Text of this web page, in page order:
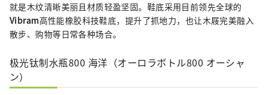
就是木纹清晰美丽且材质轻盈坚固。鞋底采用目前领先全球的
Vibram高性能橡胶科技鞋底，提升了抓地力，也让木屐完美融入
散步、购物等日常各种场合。
极光钛制水瓶800 海洋（オーロラボトル800 オーシャ
ン）